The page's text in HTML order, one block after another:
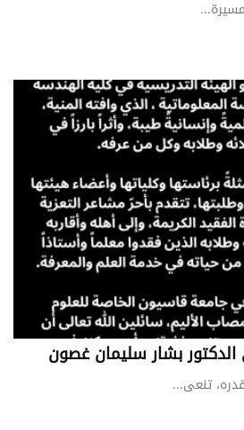
بشار سليمان غصون
تنعى...